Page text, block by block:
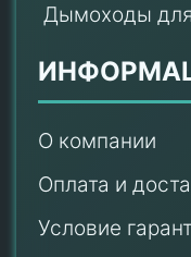
Дымоходы
О компании
Оплата и
Условие